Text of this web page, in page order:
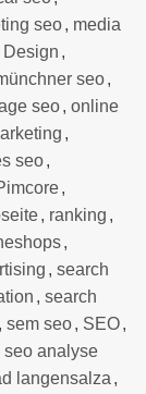
seo, media
Design ,
seo,
seo, online
,
seo,
,
, ranking ,
,
, search
, search
, sem seo, SEO,
seo analyse
langensalza ,